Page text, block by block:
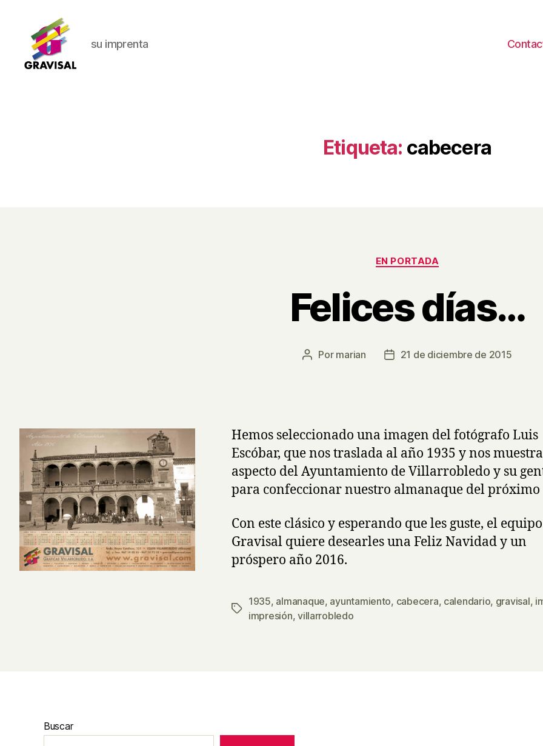
su imprenta
Etiqueta: cabecera
Categorías
EN PORTADA
Felices días…
Autor
Por marian
Fecha21 de diciembre de 2015
Hemos seleccionado una imagen del fotógrafo Luis
Escóbar, que nos traslada al año 1935 y nos
aspecto del Ayuntamiento de Villarrobledo y su
para confeccionar nuestro almanaque del próximo
Con este clásico y esperando que les guste, el
Gravisal quiere desearles una Feliz Navidad y un
próspero año 2016.
Etiquetas
1935, almanaque, ayuntamiento, cabecera, calendario, gravisal,
impresión,villarrobledo
Buscar